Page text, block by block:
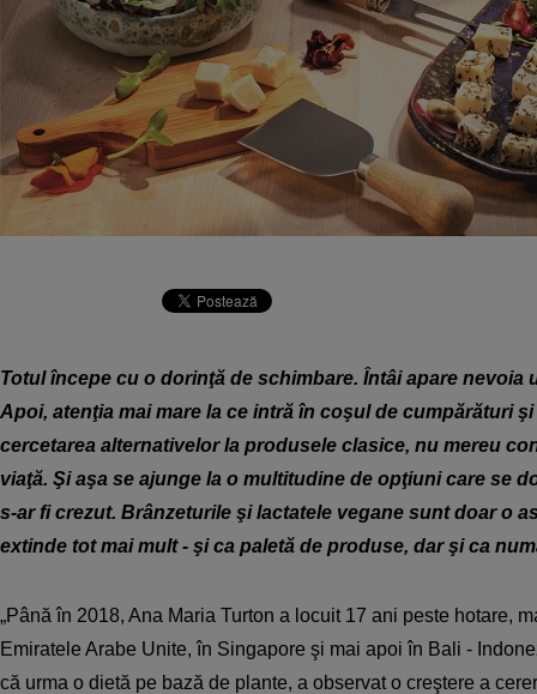
Totul începe cu o dorinţă de schimbare. Întâi apare nevoia
Apoi, atenţia mai mare la ce intră în coşul de cumpărături
cercetarea alternativelor la produsele clasice, nu mereu
viaţă. Şi aşa se ajunge la o multitudine de opţiuni care se
s-ar fi crezut. Brânzeturile şi lactatele vegane sunt doar o
extinde tot mai mult - şi ca paletă de produse, dar şi ca
„Până în 2018, Ana Maria Turton a locuit 17 ani peste hotare,
Emiratele Arabe Unite, în Singapore şi mai apoi în Bali -
că urma o dietă pe bază de plante, a observat o creştere a